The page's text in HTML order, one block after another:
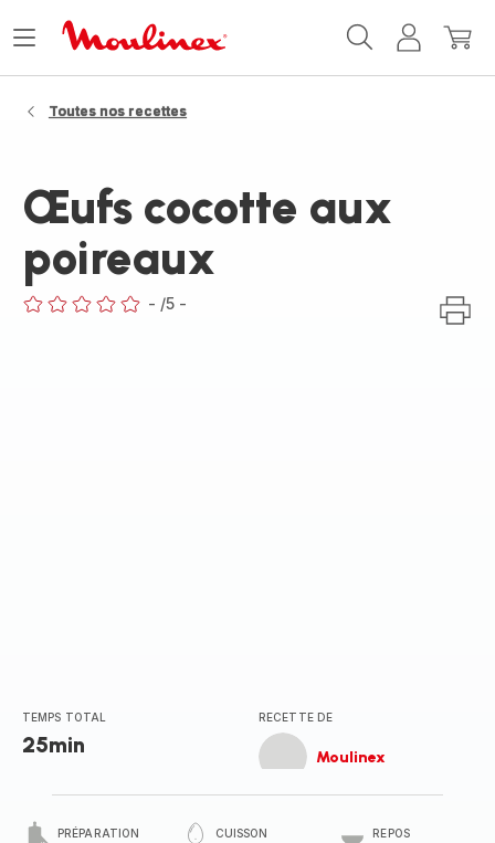
MonMon
Ouvrir
Toutes nos recettes
Œufs cocotte aux
poireaux
- /5 -
TEMPS TOTAL
25min
RECETTE DE
Moulinex
PRÉPARATION CUISSON REPOS